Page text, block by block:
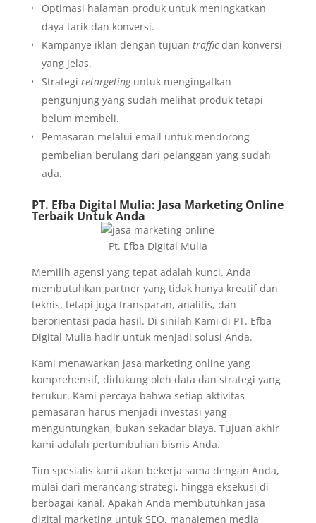
Optimasi halaman produk untuk meningkatkan
daya tarik dan konversi.
Kampanye iklan dengan tujuan trafficdan konversi
yang jelas.
Strategi retargetinguntuk mengingatkan
pengunjung yang sudah melihat produk tetapi
belum membeli.
Pemasaran melalui email untuk mendorong
pembelian berulang dari pelanggan yang sudah
ada.
PT. Efba Digital Mulia: Jasa Marketing Online
Terbaik Untuk Anda
Pt. Efba Digital Mulia
Memilih agensi yang tepat adalah kunci. Anda
membutuhkan partner yang tidak hanya kreatif dan
teknis, tetapi juga transparan, analitis, dan
berorientasi pada hasil. Di sinilah Kami di PT. Efba
Digital Mulia hadir untuk menjadi solusi Anda.
Kami menawarkan jasa marketing online yang
komprehensif, didukung oleh data dan strategi yang
terukur. Kami percaya bahwa setiap aktivitas
pemasaran harus menjadi investasi yang
menguntungkan, bukan sekadar biaya. Tujuan akhir
kami adalah pertumbuhan bisnis Anda.
Tim spesialis kami akan bekerja sama dengan Anda,
mulai dari merancang strategi, hingga eksekusi di
berbagai kanal. Apakah Anda membutuhkan jasa
digital marketing untuk SEO, manajemen media